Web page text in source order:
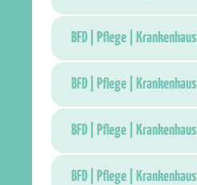
BFD | Pflege | Krankenhaus
BFD | Pflege | Krankenhaus
BFD | Pflege | Krankenhaus
BFD | Pflege | Krankenhaus